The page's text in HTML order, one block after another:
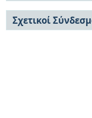
Συγγραφείς
Τίτλοι
Θέματα
Οδηγίες Υποβολής
Οδηγίες Χρήσης ΙΑ
Συχνές Ερωτήσεις
Σχετικοί